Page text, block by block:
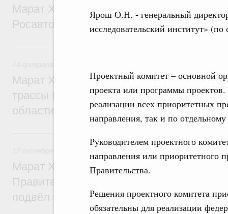
Ярош О.Н. - генеральный
исследовательский институт» (по
Проектный комитет – основной
проекта или программы
реализации всех приоритетных
направления, так и по
Руководителем проектного
направления или приоритетного
Правительства.
Решения проектного комитета
обязательны для реализации
Марат Хуснуллин принял участие в
Росавтодора
Марат Хуснуллин совершил облёт
трассы М-12 «Восток» от Татарстана до
области
Марат Хуснуллин на заседании
Правительственной комиссии по
подвёл итоги работы отрасли за 9